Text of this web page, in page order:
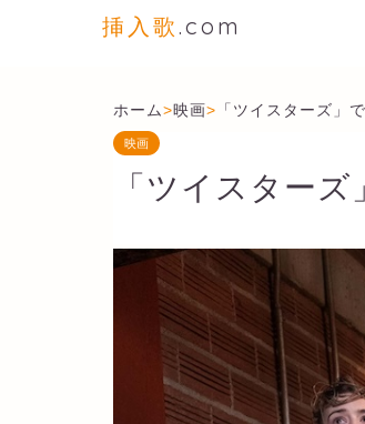
挿入歌.com
ホーム>映画> 「ツイスターズ」
映画
「ツイスター